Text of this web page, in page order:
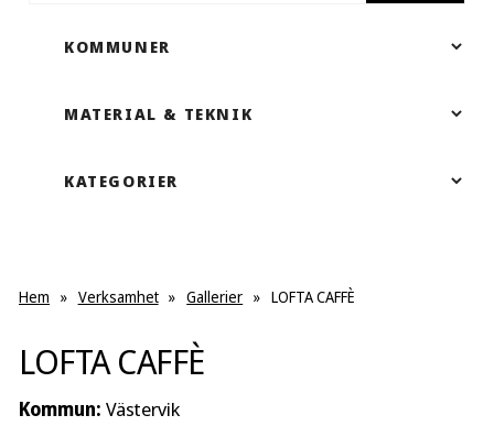
Hem » Verksamhet » Gallerier » LOFTA CAFFÈ
LOFTA CAFFÈ
Kommun: Västervik